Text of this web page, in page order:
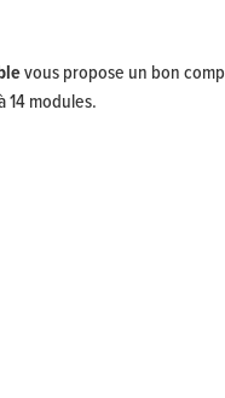
vous propose un bon
14 modules.